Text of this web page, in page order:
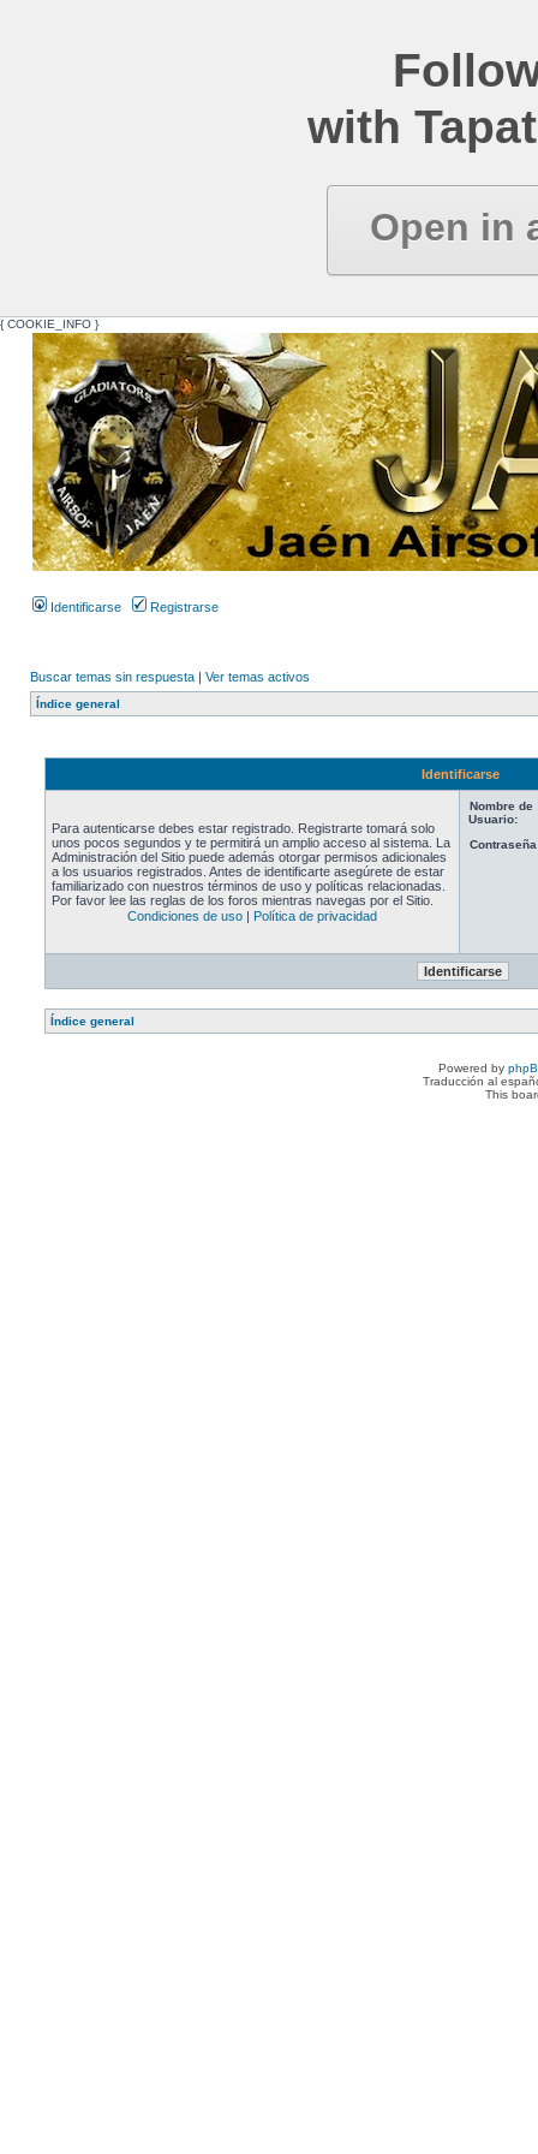
with
Open in
{ COOKIE_INFO }
Identificarse Registrarse
Buscar temas sin respuesta | Ver temas activos
Índice general
Identificarse
Para autenticarse debes estar registrado. Registrarte tomará solo
unos pocos segundos y te permitirá un amplio acceso al sistema. La
Administración del Sitio puede además otorgar permisos adicionales
a los usuarios registrados. Antes de identificarte asegúrete de estar
familiarizado con nuestros términos de uso y políticas relacionadas.
Por favor lee las reglas de los foros mientras navegas por el Sitio.
Condiciones de uso | Política de privacidad
Nombre de
Usuario:
Índice general
Powered by
Traducción al
This